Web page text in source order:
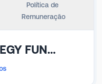
Política de
Remuneração
HEDGE STRATEGY FUNDO DE INVESTIMENTO IMOBILIÁRIO DE RESPONSABILIDADE LIMITADA